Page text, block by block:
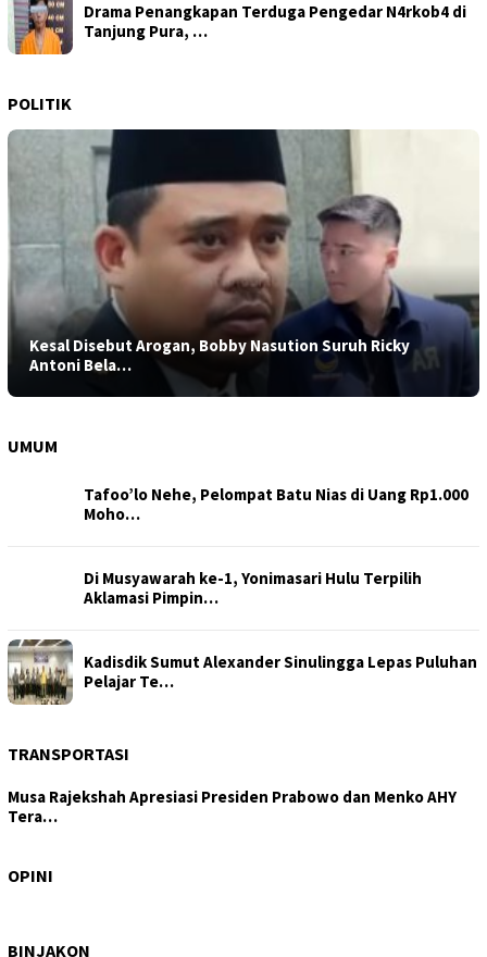
Drama Penangkapan Terduga Pengedar N4rkob4 di
Tanjung Pura, …
POLITIK
Kesal Disebut Arogan, Bobby Nasution Suruh Ricky
Antoni Bela…
UMUM
Tafoo’lo Nehe, Pelompat Batu Nias di Uang Rp1.000
Moho…
Di Musyawarah ke-1, Yonimasari Hulu Terpilih
Aklamasi Pimpin…
Kadisdik Sumut Alexander Sinulingga Lepas Puluhan
Pelajar Te…
TRANSPORTASI
Musa Rajekshah Apresiasi Presiden Prabowo dan Menko AHY
Tera…
OPINIDPRD Samo…
BINJAKON
Perdagangan, Invest…